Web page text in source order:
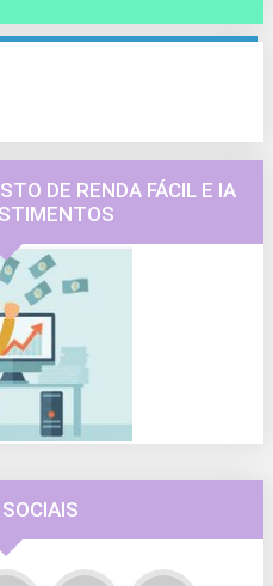
DE RENDA FÁCIL E IA